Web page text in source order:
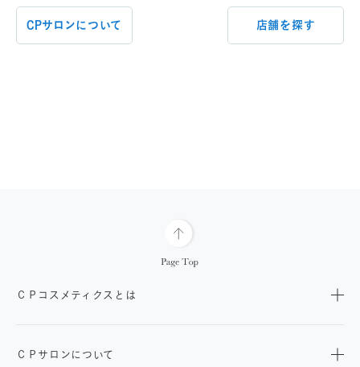
CPサロンについて 店舗を探す
ＣＰコスメティクスとは
ＣＰサロンについて